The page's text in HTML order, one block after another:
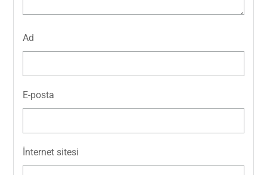
Ad
E-posta
İnternet sitesi